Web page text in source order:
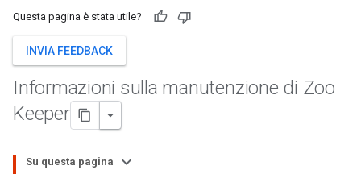
Questa pagina è stata utile?
INVIA FEEDBACK
Informazioni sulla manutenzione di Zoo
Keeper
Su questa pagina